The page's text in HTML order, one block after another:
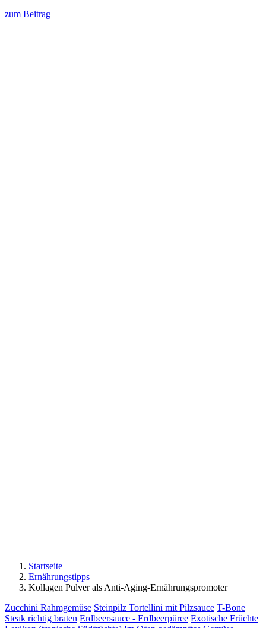
zum Beitrag
Startseite
Ernährungstipps
Kollagen Pulver als Anti-Aging-Ernährungspromoter
Zucchini Rahmgemüse Steinpilz Tortellini mit Pilzsauce T-Bone
Steak richtig braten Erdbeersauce - Erdbeerpüree Exotische Früchte